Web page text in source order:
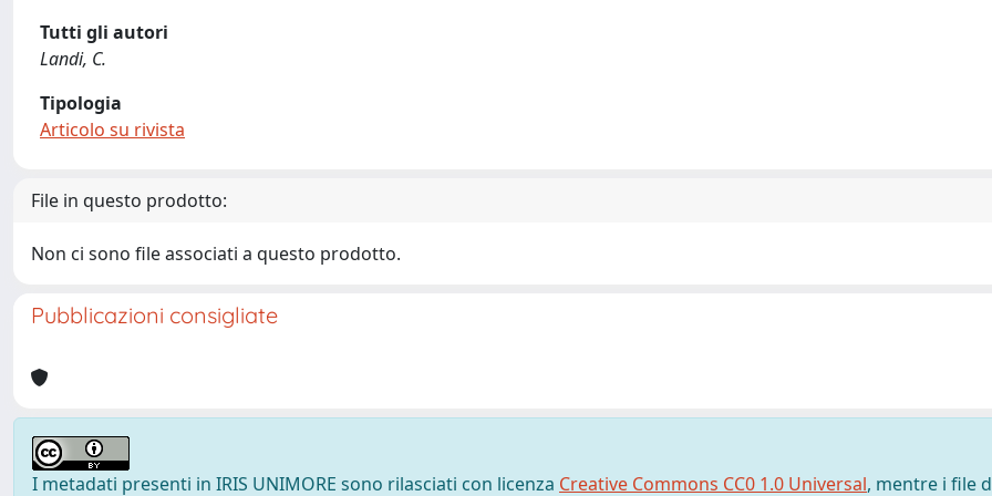
Tutti gli autori
Landi, C.
Tipologia
Articolo su rivista
File in questo prodotto:
Non ci sono file associati a questo prodotto.
Pubblicazioni consigliate
I metadati presenti in IRIS UNIMORE sono rilasciati con licenza Creative Commons CC0 1.0 Universal, mentre i file